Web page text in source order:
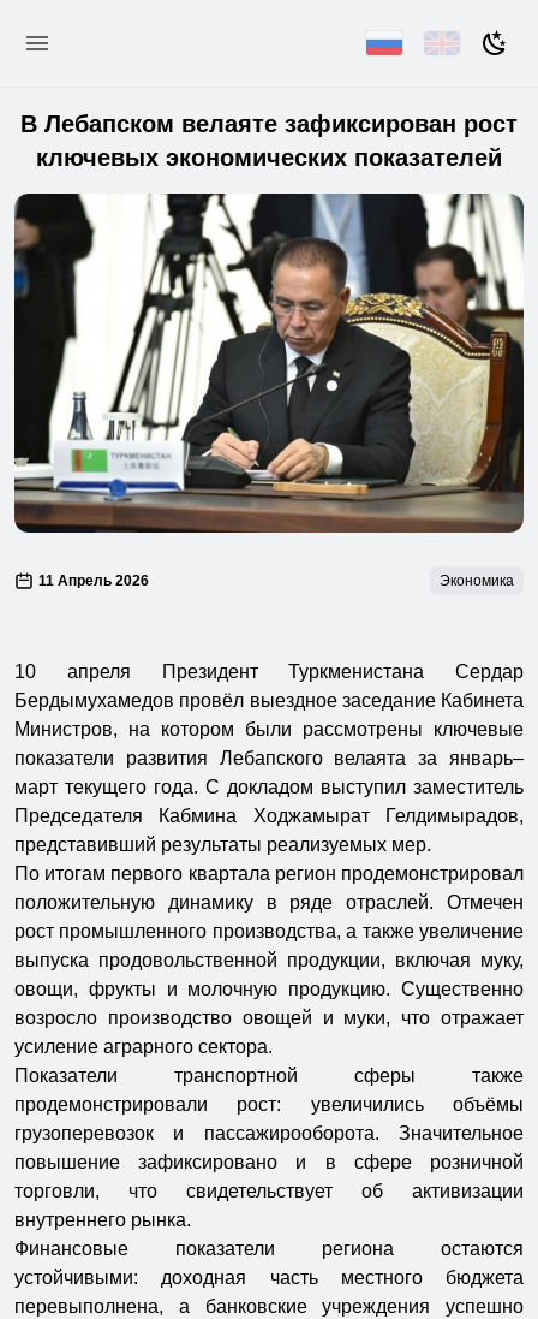
В Лебапском велаяте зафиксирован рост
ключевых экономических показателей
11 Апрель 2026 Экономика
10 апреля Президент Туркменистана Сердар
Бердымухамедов провёл выездное заседание Кабинета
Министров, на котором были рассмотрены ключевые
показатели развития Лебапского велаята за январь–
март текущего года. С докладом выступил заместитель
Председателя Кабмина Ходжамырат Гелдимырадов,
представивший результаты реализуемых мер.
По итогам первого квартала регион продемонстрировал
положительную динамику в ряде отраслей. Отмечен
рост промышленного производства, а также увеличение
выпуска продовольственной продукции, включая муку,
овощи, фрукты и молочную продукцию. Существенно
возросло производство овощей и муки, что отражает
усиление аграрного сектора.
Показатели транспортной сферы также
продемонстрировали рост: увеличились объёмы
грузоперевозок и пассажирооборота. Значительное
повышение зафиксировано и в сфере розничной
торговли, что свидетельствует об активизации
внутреннего рынка.
Финансовые показатели региона остаются
устойчивыми: доходная часть местного бюджета
перевыполнена, а банковские учреждения успешно